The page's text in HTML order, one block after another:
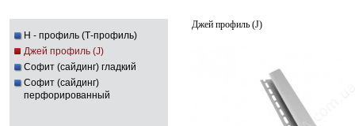
H - профиль (Т-профиль)
Джей профиль (J)
Софит (сайдинг) гладкий
Софит (сайдинг)
перфорированный
Джей профиль (J)